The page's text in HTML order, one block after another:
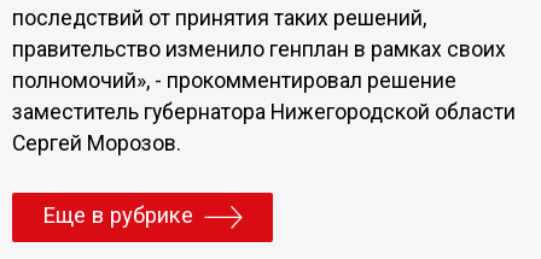
последствий от принятия таких решений,
правительство изменило генплан в рамках своих
полномочий», - прокомментировал решение
заместитель губернатора Нижегородской области
Сергей Морозов.
Еще в рубрике